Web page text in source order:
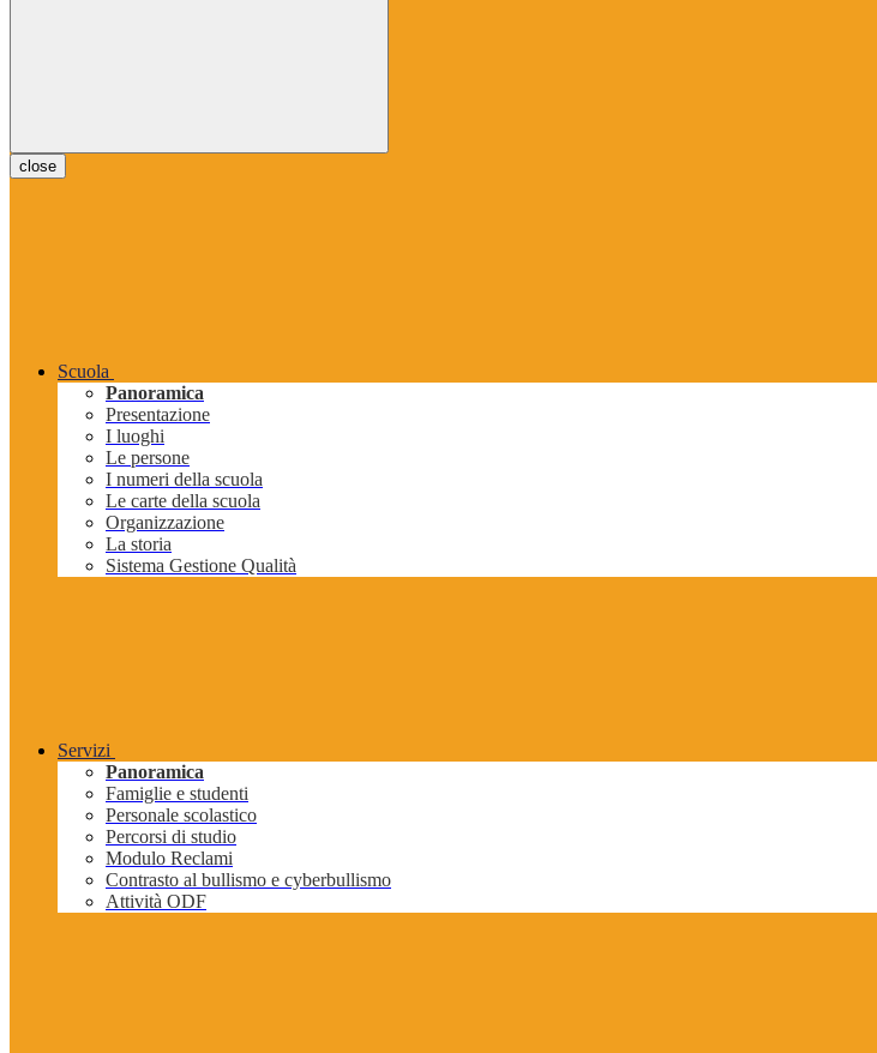
close
Scuola
Panoramica
Presentazione
I luoghi
Le persone
I numeri della scuola
Le carte della scuola
Organizzazione
La storia
Sistema Gestione Qualità
Servizi
Panoramica
Famiglie e studenti
Personale scolastico
Percorsi di studio
Modulo Reclami
Contrasto al bullismo e cyberbullismo
Attività ODF